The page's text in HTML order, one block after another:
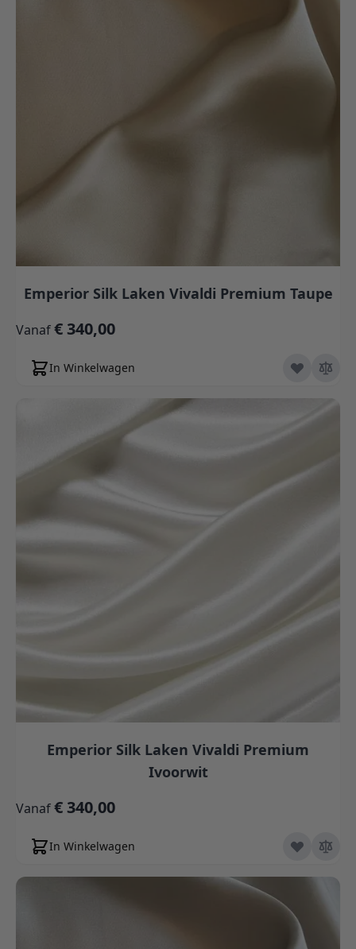
Emperior Silk Laken Vivaldi Premium Taupe
Vanaf€ 340,00
In Winkelwagen
Emperior Silk Laken Vivaldi Premium
Ivoorwit
Vanaf€ 340,00
In Winkelwagen